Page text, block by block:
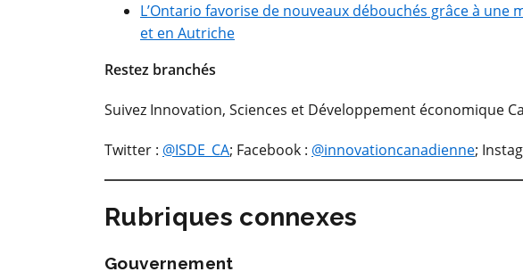
L’Ontario favorise de nouveaux débouchés grâce à une
et en Autriche
Restez branchés
Suivez Innovation, Sciences et Développement économique
Twitter : @ISDE_CA; Facebook : @innovationcanadienne;
Rubriques connexes
Gouvernement